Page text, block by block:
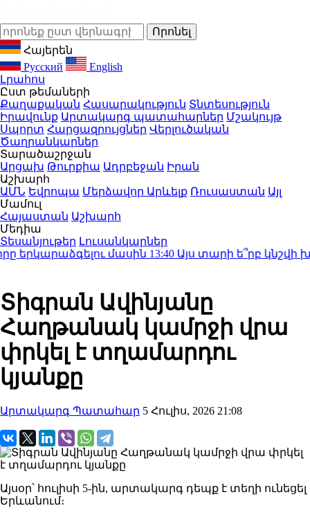
Հայերեն
Русский
English
Լրահոս
Ըստ թեմաների
Քաղաքական Հասարակություն Տնտեսություն
Իրավունք Արտակարգ պատահարներ Մշակույթ
Սպորտ Հարցազրույցներ Վերլուծական
Ծաղրանկարներ
Տարածաշրջան
Արցախ Թուրքիա Ադրբեջան Իրան
Աշխարհ
ԱՄՆ Եվրոպա Մերձավոր Արևելք Ռուսաստան Այլ
Մամուլ
Հայաստան Աշխարհ
Մեդիա
Տեսանյութեր Լուսանկարներ
մասին13:40Այս տարի ե՞րբ կնշվի
Տիգրան Ավինյանը
Հաղթանակ կամրջի վրա
փրկել է տղամարդու
կյանքը
Արտակարգ Պատահար 5 Հուլիս, 2026 21:08
Այսօր՝ հուլիսի 5-ին, արտակարգ դեպք է տեղի ունեցել
Երևանում։